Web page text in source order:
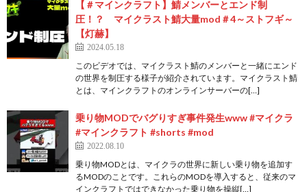
【＃マインクラフト】鯖メンバーとエンド制
圧！？ マイクラスト鯖大量mod＃4～ストフギ～
【灯赫】
2024.05.18
このビデオでは、マイクラスト鯖のメンバーと一緒にエンド
の世界を制圧する様子が紹介されています。マイクラスト鯖
とは、マインクラフトのオンラインサーバーの[…]
乗り物MODでバグりすぎ事件発生www #マイクラ
#マインクラフト #shorts #mod
2022.08.10
乗り物MODとは、マイクラの世界に新しい乗り物を追加す
るMODのことです。これらのMODを導入すると、従来のマ
インクラフトではできなかった乗り物を操縦[…]